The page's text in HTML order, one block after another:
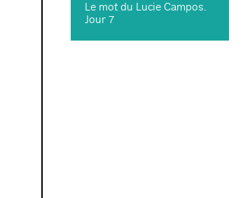
Le mot du Lucie Campos.
Jour 7